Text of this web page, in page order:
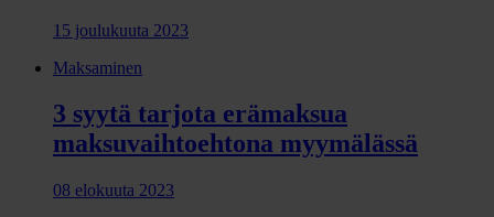
15 joulukuuta 2023
Maksaminen
3 syytä tarjota erämaksua
maksuvaihtoehtona myymälässä
08 elokuuta 2023